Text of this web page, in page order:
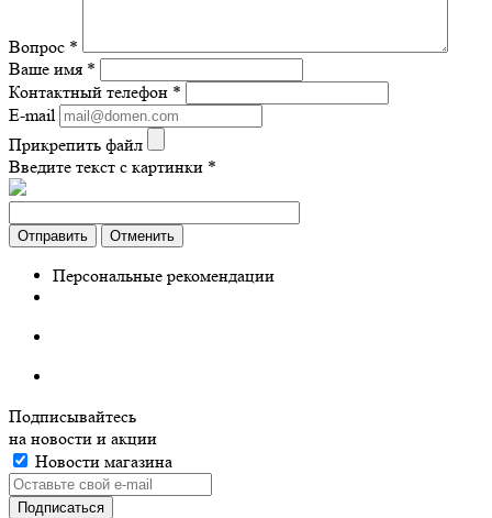
Вопрос *
Ваше имя *
Контактный телефон *
E-mail
Прикрепить файл
Введите текст с картинки *
Отправить Отменить
Персональные рекомендации
Подписывайтесь
на новости и акции
Новости магазина